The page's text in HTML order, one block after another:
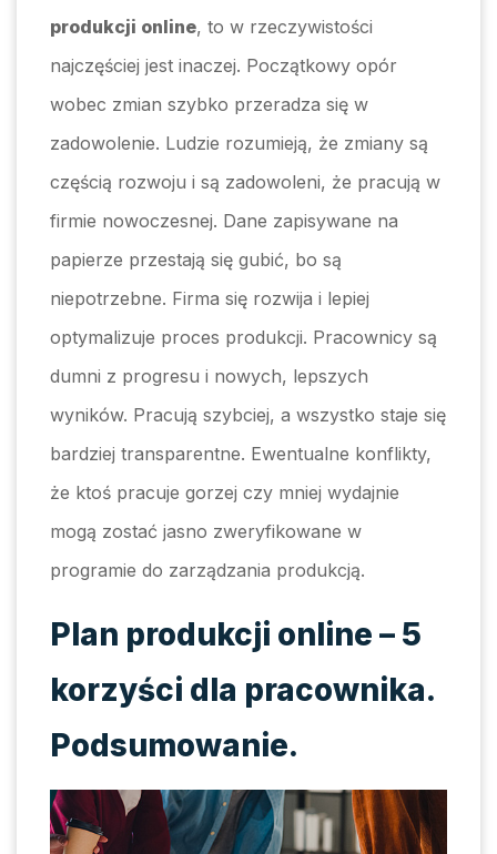
produkcji online, to w rzeczywistości
najczęściej jest inaczej. Początkowy opór
wobec zmian szybko przeradza się w
zadowolenie. Ludzie rozumieją, że zmiany są
częścią rozwoju i są zadowoleni, że pracują w
firmie nowoczesnej. Dane zapisywane na
papierze przestają się gubić, bo są
niepotrzebne. Firma się rozwija i lepiej
optymalizuje proces produkcji. Pracownicy są
dumni z progresu i nowych, lepszych
wyników. Pracują szybciej, a wszystko staje się
bardziej transparentne. Ewentualne konflikty,
że ktoś pracuje gorzej czy mniej wydajnie
mogą zostać jasno zweryfikowane w
programie do zarządzania produkcją.
Plan produkcji online – 5
korzyści dla pracownika.
Podsumowanie.